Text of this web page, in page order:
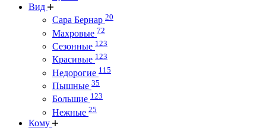
Вид
Сара Бернар 20
Махровые 72
Сезонные 123
Красивые 123
Недорогие 115
Пышные 35
Большие 123
Нежные 25
Кому